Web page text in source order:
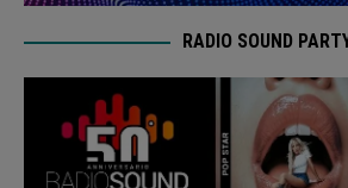
RADIO SOUND